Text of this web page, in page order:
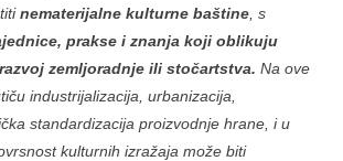
nematerijalne kulturne baštine , s
prakse i znanja koji oblikuju
zemljoradnje ili stočartstva. Na ove
industrijalizacija, urbanizacija,
standardizacija proizvodnje hrane, i u
kulturnih izražaja može biti